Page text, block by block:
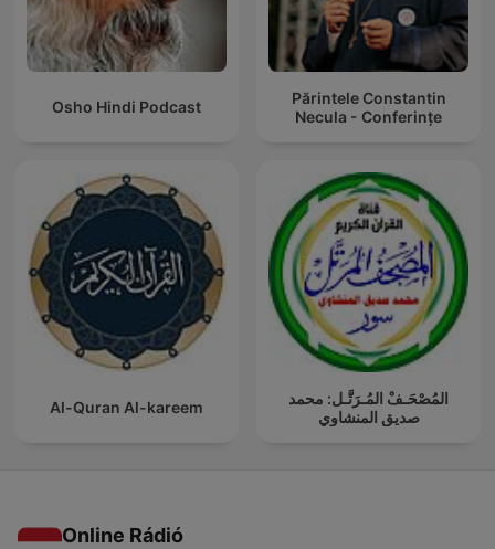
Osho Hindi Podcast
Părintele Constantin
Necula - Conferințe
Al-Quran Al-kareem
المُصْحَـفْ المُـرَتَّـل: محمد
صديق المنشاوي
Online Rádió